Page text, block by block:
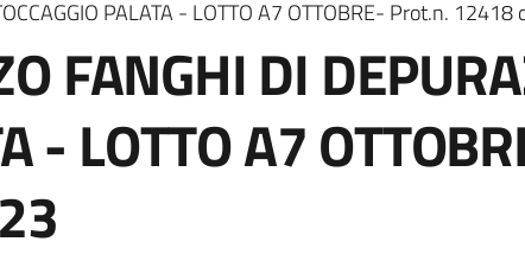
PALATA - LOTTO A7 OTTOBRE- Prot.n.
FANGHI DI
- LOTTO A7